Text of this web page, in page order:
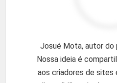
Josué Mota, autor do
Nossa ideia é
aos criadores de sites